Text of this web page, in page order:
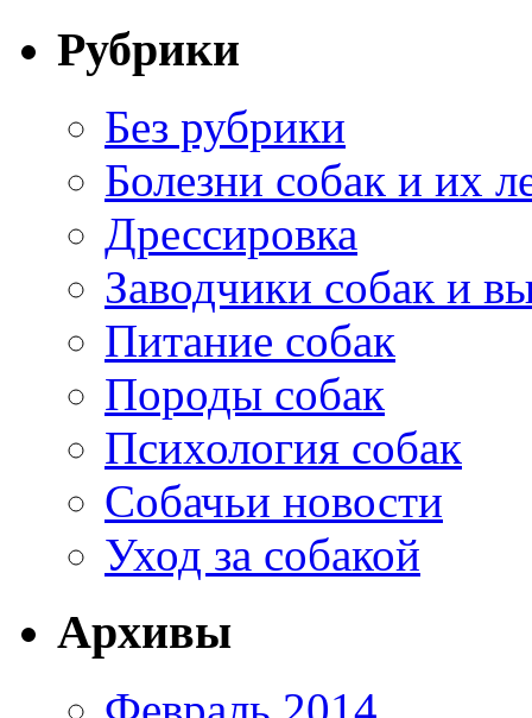
Рубрики
Без рубрики
Болезни собак и их
Дрессировка
Заводчики собак и
Питание собак
Породы собак
Психология собак
Собачьи новости
Уход за собакой
Архивы